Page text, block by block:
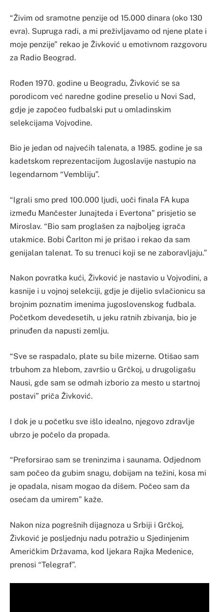
“Živim od sramotne penzije od 15.000 dinara (oko 130
evra). Supruga radi, a mi preživljavamo od njene plate i
moje penzije” rekao je Živković u emotivnom razgovoru
za Radio Beograd.
Rođen 1970. godine u Beogradu, Živković se sa
porodicom već naredne godine preselio u Novi Sad,
gdje je započeo fudbalski put u omladinskim
selekcijama Vojvodine.
Bio je jedan od najvećih talenata, a 1985. godine je sa
kadetskom reprezentacijom Jugoslavije nastupio na
legendarnom “Vembliju”.
“Igrali smo pred 100.000 ljudi, uoči finala FA kupa
između Mančester Junajteda i Evertona” prisjetio se
Miroslav. “Bio sam proglašen za najboljeg igrača
utakmice. Bobi Čarlton mi je prišao i rekao da sam
genijalan talenat. To su trenuci koji se ne zaboravljaju.”
Nakon povratka kući, Živković je nastavio u Vojvodini, a
kasnije i u vojnoj selekciji, gdje je dijelio svlačionicu sa
brojnim poznatim imenima jugoslovenskog fudbala.
Početkom devedesetih, u jeku ratnih zbivanja, bio je
prinuđen da napusti zemlju.
“Sve se raspadalo, plate su bile mizerne. Otišao sam
trbuhom za hlebom, završio u Grčkoj, u drugoligašu
Nausi, gde sam se odmah izborio za mesto u startnoj
postavi” priča Živković.
I dok je u početku sve išlo idealno, njegovo zdravlje
ubrzo je počelo da propada.
“Preforsirao sam se treninzima i saunama. Odjednom
sam počeo da gubim snagu, dobijam na težini, kosa mi
je opadala, nisam mogao da dišem. Počeo sam da
osećam da umirem” kaže.
Nakon niza pogrešnih dijagnoza u Srbiji i Grčkoj,
Živković je posljednju nadu potražio u Sjedinjenim
Američkim Državama, kod ljekara Rajka Medenice,
prenosi “Telegraf”.